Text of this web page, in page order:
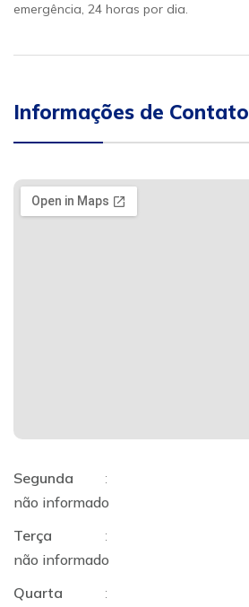
emergência, 24 horas por dia.
Informações de Contato
Segunda
:
não informado
Terça
:
não informado
Quarta
: